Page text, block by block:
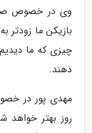
وی در خصوص
بازیکن ما زودتر
چیزی که ما
دهند.
مهدی پور در